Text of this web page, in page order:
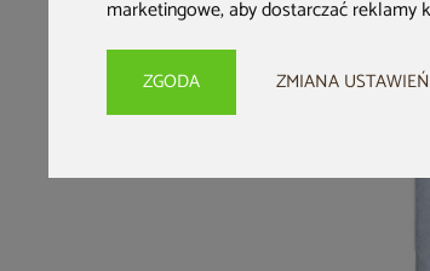
marketingowe,aby dostarczać reklamy
ZGODA ZMIANA USTAWIEŃ